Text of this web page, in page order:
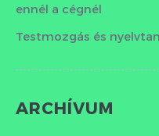
ennél a cégnél
Testmozgás és
ARCHÍVUM